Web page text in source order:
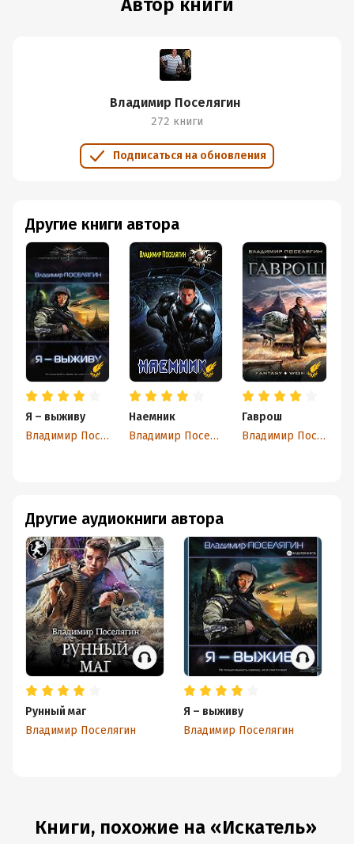
Автор книги
Владимир Поселягин
272 книги
Подписаться на обновления
Другие книги автора
Я – выживу
Владимир Поселягин
Наемник
Владимир Поселягин
Гаврош
Владимир Поселягин
Другие аудиокниги автора
Рунный маг
Владимир Поселягин
Я – выживу
Владимир Поселягин
Книги, похожие на «Искатель»